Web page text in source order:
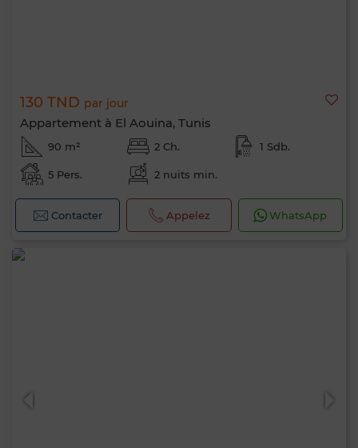
130 TND par jour
Appartement à El Aouina, Tunis
90 m² 2 Ch. 1 Sdb.
5 Pers. 2 nuits min.
Contacter Appelez WhatsApp